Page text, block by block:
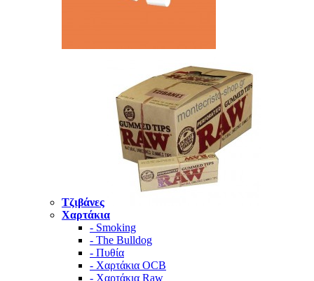
Τζιβάνες
Χαρτάκια
- Smoking
- The Bulldog
- Πυθία
- Χαρτάκια OCB
- Χαρτάκια Raw